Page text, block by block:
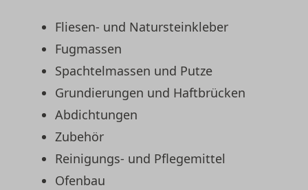
Gartenbaustoffe
Dachprodukte | Fassade
Bauchemie
Baufachmarkt
Leistungen
Fliesen- und Natursteinkleber
Fugmassen
Spachtelmassen und Putze
Grundierungen und Haftbrücken
Abdichtungen
Zubehör
Reinigungs- und Pflegemittel
Ofenbau